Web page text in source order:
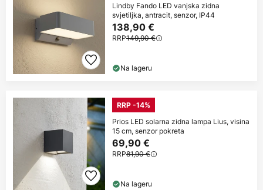
Lindby Fando LED vanjska zidna
svjetiljka, antracit, senzor, IP44
138,90 €
RRP149,90 €
Na lageru
RRP -14%
Prios LED solarna zidna lampa Lius, visina
15 cm, senzor pokreta
69,90 €
RRP81,90 €
Na lageru